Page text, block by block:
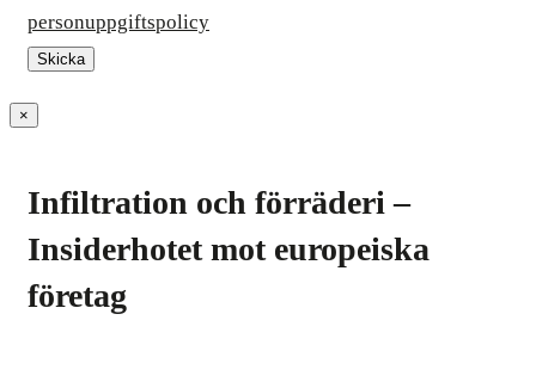
personuppgiftspolicy
×
Infiltration och förräderi –
Insiderhotet mot europeiska
företag